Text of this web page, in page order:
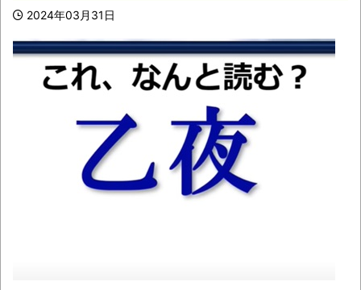
の家に来られたら全力で拒否るｗｗｗｗｗｗｗ
【衝撃】日本人「家が何千万円もするのは
狂ってる」大工「はぁ？じゃ自分で作ってみろ
NEW!
『炎の闘球女 ドッジ弾子』最新8巻まです
べて「50％ポイント還元」セール！3,505円分
返ってくる！先月発売の新刊も対象！アニメ放
送中！名前が下ネタすぎる女の子！
2024年03月31日